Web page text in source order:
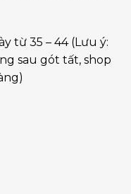
từ 35 – 44 (Lưu ý:
sau gót tất, shop